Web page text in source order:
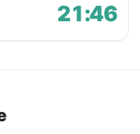
21:46